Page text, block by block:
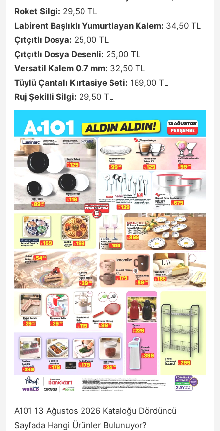
Roket Silgi: 29,50 TL
Labirent Başlıklı Yumurtlayan Kalem: 34,50 TL
Çıtçıtlı Dosya: 25,00 TL
Çıtçıtlı Dosya Desenli: 25,00 TL
Versatil Kalem 0.7 mm: 32,50 TL
Tüylü Çantalı Kırtasiye Seti: 169,00 TL
Ruj Şekilli Silgi: 29,50 TL
A101 13 Ağustos 2026 Kataloğu Dördüncü
Sayfada Hangi Ürünler Bulunuyor?